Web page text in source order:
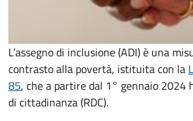
L’assegno di inclusione (ADI) è una
contrasto alla povertà, istituita con la
85, che a partire dal 1° gennaio
di cittadinanza (RDC).